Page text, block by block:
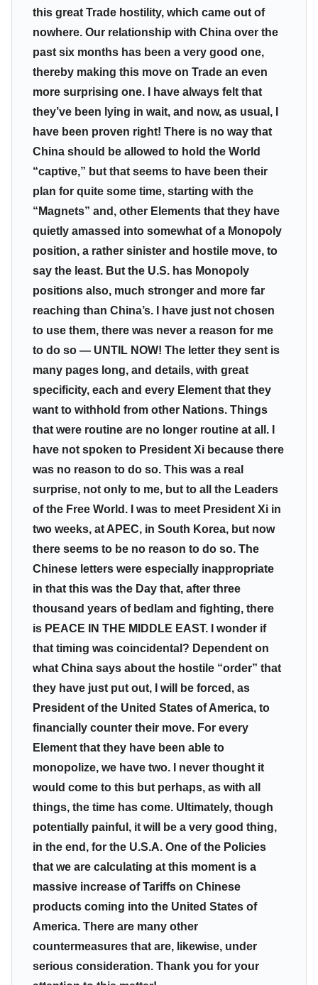
this great Trade hostility, which came out of
nowhere. Our relationship with China over the
past six months has been a very good one,
thereby making this move on Trade an even
more surprising one. I have always felt that
they’ve been lying in wait, and now, as usual, I
have been proven right! There is no way that
China should be allowed to hold the World
“captive,” but that seems to have been their
plan for quite some time, starting with the
“Magnets” and, other Elements that they have
quietly amassed into somewhat of a Monopoly
position, a rather sinister and hostile move, to
say the least. But the U.S. has Monopoly
positions also, much stronger and more far
reaching than China’s. I have just not chosen
to use them, there was never a reason for me
to do so — UNTIL NOW! The letter they sent is
many pages long, and details, with great
specificity, each and every Element that they
want to withhold from other Nations. Things
that were routine are no longer routine at all. I
have not spoken to President Xi because there
was no reason to do so. This was a real
surprise, not only to me, but to all the Leaders
of the Free World. I was to meet President Xi in
two weeks, at APEC, in South Korea, but now
there seems to be no reason to do so. The
Chinese letters were especially inappropriate
in that this was the Day that, after three
thousand years of bedlam and fighting, there
is PEACE IN THE MIDDLE EAST. I wonder if
that timing was coincidental? Dependent on
what China says about the hostile “order” that
they have just put out, I will be forced, as
President of the United States of America, to
financially counter their move. For every
Element that they have been able to
monopolize, we have two. I never thought it
would come to this but perhaps, as with all
things, the time has come. Ultimately, though
potentially painful, it will be a very good thing,
in the end, for the U.S.A. One of the Policies
that we are calculating at this moment is a
massive increase of Tariffs on Chinese
products coming into the United States of
America. There are many other
countermeasures that are, likewise, under
serious consideration. Thank you for your